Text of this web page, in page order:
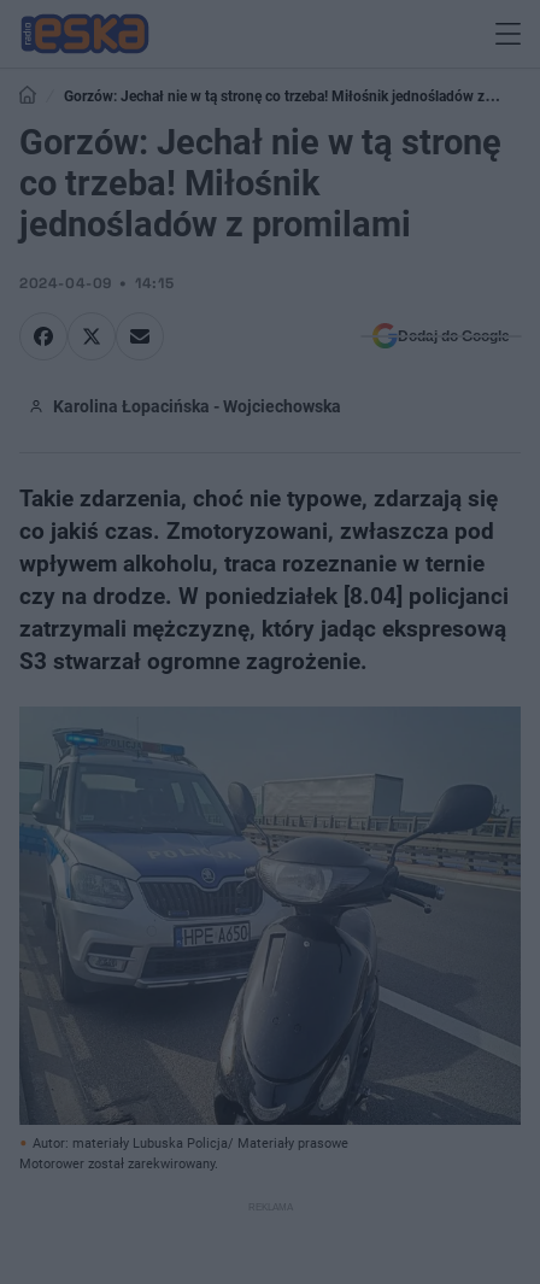
Gorzów: Jechał nie w tą stronę co trzeba! Miłośnik jednośladów z
promilami
Gorzów: Jechał nie w tą stronę
co trzeba! Miłośnik
jednośladów z promilami
2024-04-09 14:15
Dodaj do Google
Karolina Łopacińska - Wojciechowska
Takie zdarzenia, choć nie typowe, zdarzają się
co jakiś czas. Zmotoryzowani, zwłaszcza pod
wpływem alkoholu, traca rozeznanie w ternie
czy na drodze. W poniedziałek [8.04] policjanci
zatrzymali mężczyznę, który jadąc ekspresową
S3 stwarzał ogromne zagrożenie.
Autor: materiały Lubuska Policja/ Materiały prasowe
Motorower został zarekwirowany.